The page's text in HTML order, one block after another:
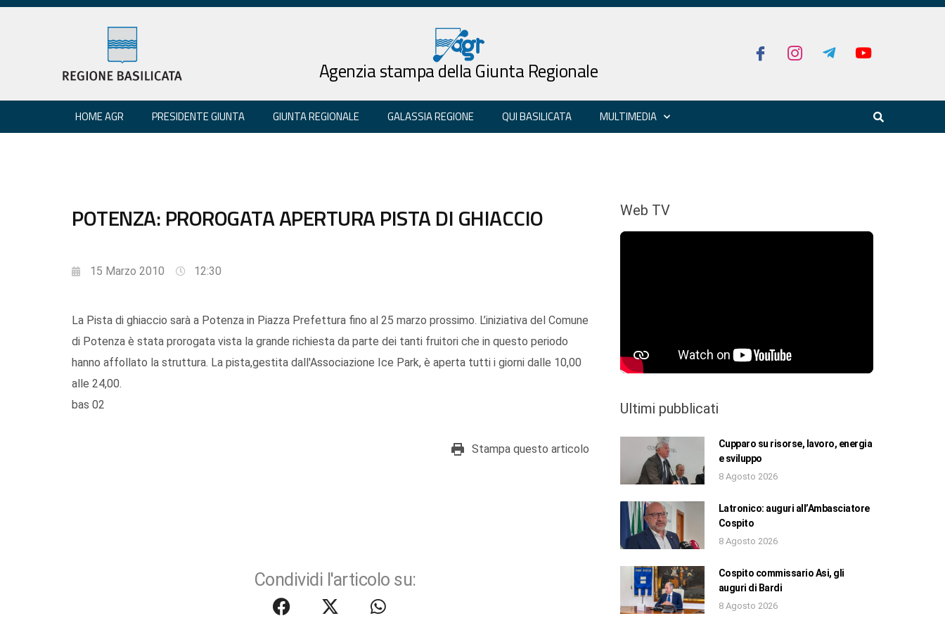
Agenzia stampa della Giunta Regionale
HOME AGR PRESIDENTE GIUNTA GIUNTA REGIONALE GALASSIA REGIONE QUI BASILICATA MULTIMEDIA
POTENZA: PROROGATA APERTURA PISTA DI GHIACCIO
15 Marzo 2010 12:30
La Pista di ghiaccio sarà a Potenza in Piazza Prefettura fino al 25 marzo prossimo. L’iniziativa del Comune
di Potenza è stata prorogata vista la grande richiesta da parte dei tanti fruitori che in questo periodo
hanno affollato la struttura. La pista,gestita dall'Associazione Ice Park, è aperta tutti i giorni dalle 10,00
alle 24,00.
bas 02
Stampa questo articolo
Condividi l'articolo su:
Web TV
Ultimi pubblicati
Cupparo su risorse, lavoro, energia
e sviluppo
8 Agosto 2026
Latronico: auguri all’Ambasciatore
Cospito
8 Agosto 2026
Cospito commissario Asi, gli
auguri di Bardi
8 Agosto 2026